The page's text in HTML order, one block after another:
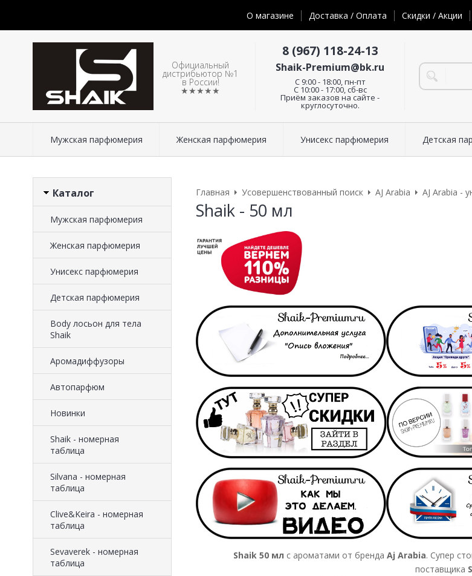
О магазине Доставка / Оплата Скидки / Акции
Официальный
дистрибьютор №1
в России!
★★★★★
8 (967) 118-24-13
Shaik-Premium@bk.ru
C 9:00 - 18:00, пн-пт
С 10:00 - 17:00, сб-вс
Приём заказов на сайте -
круглосуточно.
Мужская парфюмерия Женская парфюмерия Унисекс парфюмерия Детская
Каталог
Мужская парфюмерия
Женская парфюмерия
Унисекс парфюмерия
Детская парфюмерия
Body лосьон для тела
Shaik
Аромадиффузоры
Автопарфюм
Новинки
Shaik - номерная
таблица
Silvana - номерная
таблица
Clive&Keira - номерная
таблица
Sevaverek - номерная
таблица
Главная Усовершенствованный поиск AJ Arabia AJ Arabia -
Shaik - 50 мл
Shaik 50 мл с ароматами от бренда Aj Arabia. Супер
поставщика